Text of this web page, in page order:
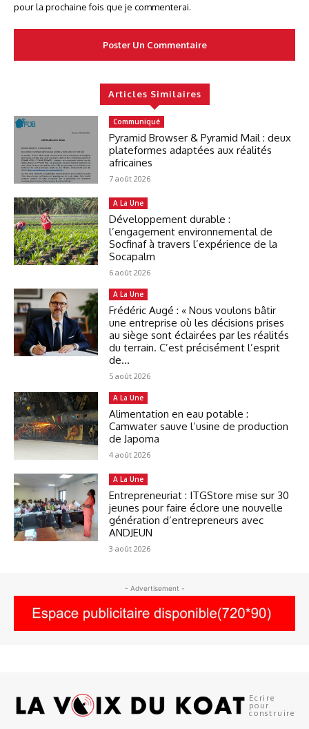
pour la prochaine fois que je commenterai.
Articles Similaires
Communiqué
Pyramid Browser & Pyramid Mail : deux
plateformes adaptées aux réalités
africaines
7 août 2026
A La Une
Développement durable :
l’engagement environnemental de
Socfinaf à travers l’expérience de la
Socapalm
6 août 2026
A La Une
Frédéric Augé : « Nous voulons bâtir
une entreprise où les décisions prises
au siège sont éclairées par les réalités
du terrain. C’est précisément l’esprit
de...
5 août 2026
A La Une
Alimentation en eau potable :
Camwater sauve l’usine de production
de Japoma
4 août 2026
A La Une
Entrepreneuriat : ITGStore mise sur 30
jeunes pour faire éclore une nouvelle
génération d’entrepreneurs avec
ANDJEUN
3 août 2026
- Advertisement -
Ecrire
pour
construire